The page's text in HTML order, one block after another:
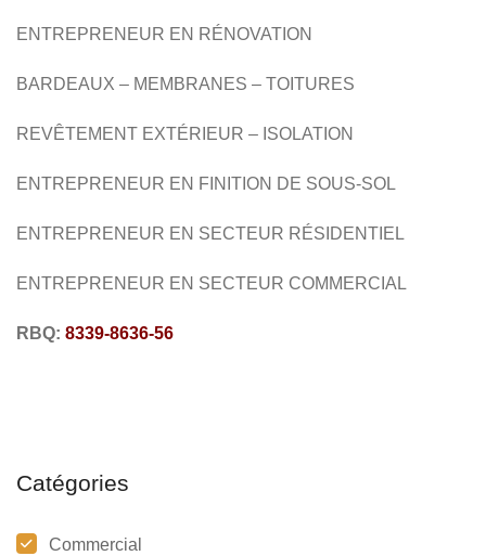
ENTREPRENEUR EN RÉNOVATION
BARDEAUX – MEMBRANES – TOITURES
REVÊTEMENT EXTÉRIEUR – ISOLATION
ENTREPRENEUR EN FINITION DE SOUS-SOL
ENTREPRENEUR EN SECTEUR RÉSIDENTIEL
ENTREPRENEUR EN SECTEUR COMMERCIAL
RBQ: 8339-8636-56
Catégories
Commercial